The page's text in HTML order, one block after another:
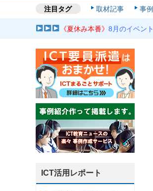
注目タグ 取材記事 事
《夏休み本番》8月のイベン
ICT活用レポート